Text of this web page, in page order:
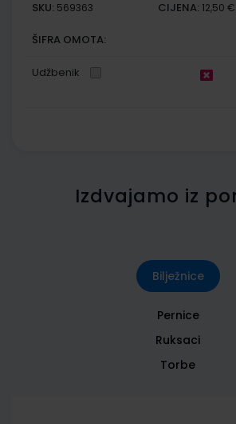
SKU: 569363 CIJENA: 12,50 €
ŠIFRA OMOTA:
Udžbenik
Izdvajamo iz
Bilježnice
Pernice
Ruksaci
Torbe